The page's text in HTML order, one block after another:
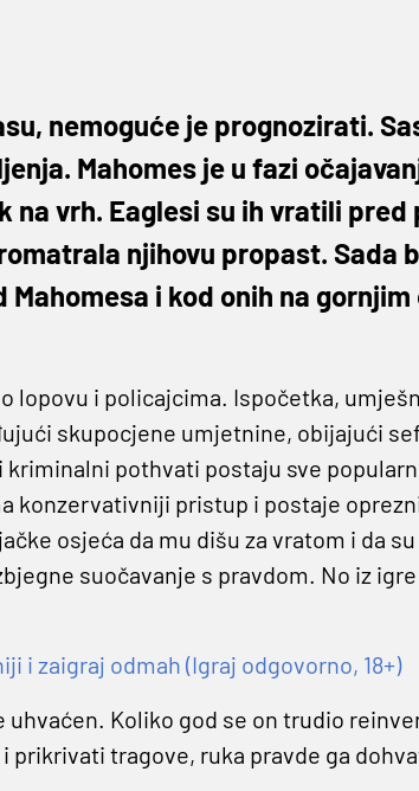
nemoguće je prognozirati.
Mahomes je u fazi
na vrh. Eaglesi su ih vratili pred
njihovu propast. Sada
i kod onih na gornjim
lopovu i policajcima. Ispočetka,
skupocjene umjetnine, obijajući
pothvati postaju sve
konzervativniji pristup i postaje
osjeća da mu dišu za vratom i da
suočavanje s pravdom. No iz
i zaigraj odmah (Igraj odgovorno, 18+)
uhvaćen. Koliko god se on trudio
prikrivati tragove, ruka pravde ga